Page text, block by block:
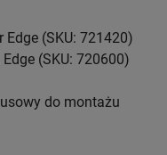
Edge (SKU: 721420)
(SKU: 720600)
do montażu